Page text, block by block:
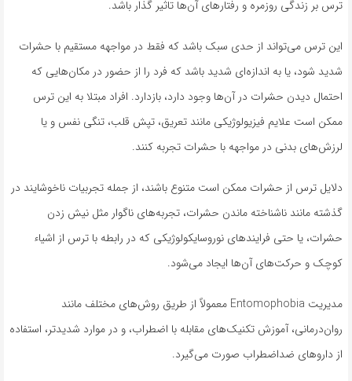
ترس بر زندگی روزمره و رفتارهای آن‌ها تاثیر گذار باشد.
این ترس می‌تواند از حدی سبک باشد که فقط در مواجهه مستقیم با حشرات
شدید شود، یا به اندازه‌ای شدید باشد که فرد را از حضور در مکان‌هایی که
احتمال دیدن حشرات در آن‌ها وجود دارد، بازدارد. افراد مبتلا به این ترس
ممکن است علایم فیزیولوژیکی مانند تعریق، تپش قلب، تنگی نفس و یا
لرزش‌های بدنی در مواجهه با حشرات تجربه کنند.
دلایل ترس از حشرات ممکن است متنوع باشند، از جمله تجربیات ناخوشایند در
گذشته مانند ناشناخته ماندن حشرات، تجربه‌های ناگوار مثل نیش زدن
حشرات، یا حتی فرایندهای نوروسایکولوژیکی که در رابطه با ترس از اشیاء
کوچک و حرکت‌های آن‌ها ایجاد می‌شود.
مدیریت Entomophobia معمولاً از طریق روش‌های مختلف مانند
روان‌درمانی، آموزش تکنیک‌های مقابله با اضطراب، و در موارد شدید‌تر، استفاده
از داروهای ضداضطراب صورت می‌گیرد.